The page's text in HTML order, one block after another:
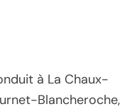
à La Chaux-
Blancheroche,